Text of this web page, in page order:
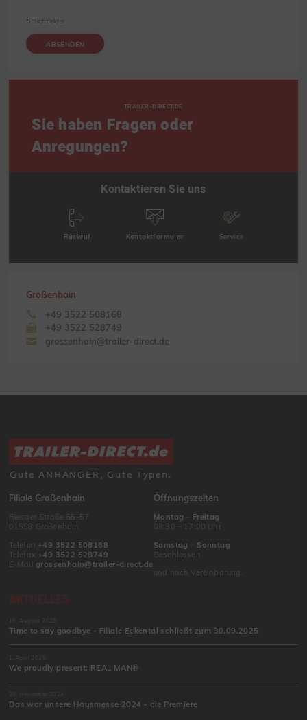
ABSENDEN
*Pflichtfelder
TRAILER-DIRECT.DE
Sie haben Fragen oder
Anregungen?
Kontaktieren Sie uns
Rückruf Kontaktformular Service
Großenhain
+49 3522 508168
+49 3522 528749
grossenhain@trailer-direct.de
Gute ANHÄNGER, Gute Typen.
Filiale Großenhain
Riesaer Straße 55-57
01558 Großenhain
Telefon +49 3522 508168
Telefax +49 3522 528749
E-Mail grossenhain@trailer-direct.de
Öffnungszeiten
Montag
Freitag
08:30 – 17:00 Uhr
Samstag
Sonntag
Geschlossen
und nach Vereinbarung.
AKTUELLES
18. August 2025
Time to say goodbye - Filiale Eckental schließt zum 30.09.2025
1. April 2025
We proudly present: REAL MAN®
28. November 2024
Das war unsere Hausmesse 2024 - die Premiere